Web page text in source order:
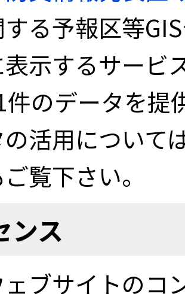
る予報区等
表示するサービ
のデータを提
活用について
覧下さい。
ンス
ェブサイトのコ